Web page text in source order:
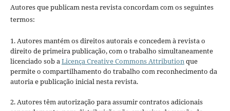
Autores que publicam nesta revista concordam com os seguintes
termos:
1. Autores mantém os direitos autorais e concedem à revista o
direito de primeira publicação, com o trabalho simultaneamente
licenciado sob aLicença Creative Commons Attributionque
permite o compartilhamento do trabalho com reconhecimento da
autoria e publicação inicial nesta revista.
2. Autores têm autorização para assumir contratos adicionais